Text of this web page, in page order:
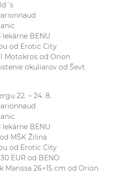
BENU
od Erotic City
Motokros od Orion
okuliarov od Ševt
22. – 24. 8.
BENU
MŠK Žilina
od Erotic City
EUR od BENO
Marissa 26×15 cm od Orion